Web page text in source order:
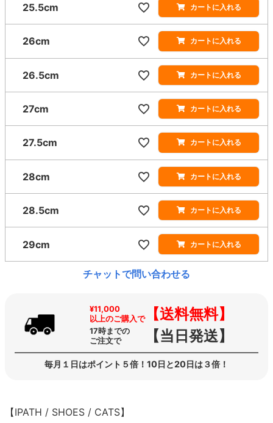
25.5cm カートに入れる
26cm カートに入れる
26.5cm カートに入れる
27cm カートに入れる
27.5cm カートに入れる
28cm カートに入れる
28.5cm カートに入れる
29cm カートに入れる
チャットで問い合わせる
¥11,000
以上のご購入で【送料無料】
17時までの
ご注文で
【当日発送】
毎月１日はポイント５倍！10日と20日は３倍！
【IPATH / SHOES / CATS】